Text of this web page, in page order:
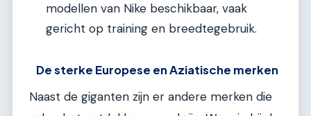
modellen van Nike beschikbaar, vaak
gericht op training en breedtegebruik.
De sterke Europese en Aziatische merken
Naast de giganten zijn er andere merken die